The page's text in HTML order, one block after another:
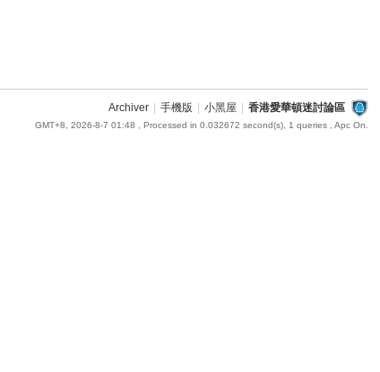
Archiver 手機版 小黑屋 香港愛華頓迷討論區
GMT+8, 2026-8-7 01:48 , Processed in 0.032672 second(s), 1 queries , Apc On.